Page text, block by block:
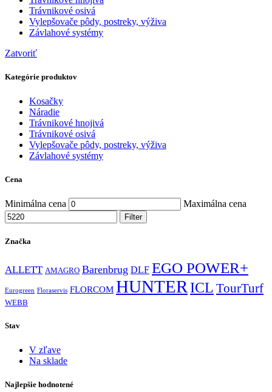
Trávnikové osivá
Vylepšovače pôdy, postreky, výživa
Závlahové systémy
Zatvoriť
Kategórie produktov
Kosačky
Náradie
Trávnikové hnojivá
Trávnikové osivá
Vylepšovače pôdy, postreky, výživa
Závlahové systémy
Cena
Minimálna cena Maximálna cena
Filter
Značka
ALLETT AMAGRO Barenbrug DLF EGO POWER+
Eurogreen Floraservis FLORCOM HUNTER ICL TourTurf
WEBB
Stav
V zľave
Na sklade
Najlepšie hodnotené